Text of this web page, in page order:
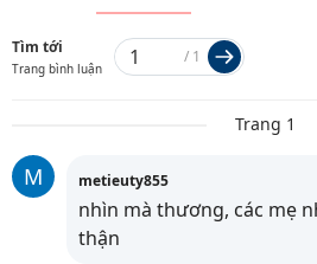
Tìm tới
Trang bình luận
/ 1
Trang 1
M metieuty855
nhìn mà thương, các mẹ
thận